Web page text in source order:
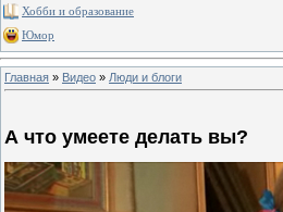
Хобби и образование
Юмор
Главная » Видео » Люди и блоги
А что умеете делать вы?